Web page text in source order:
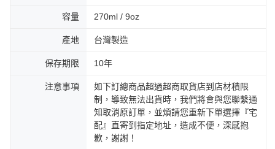
容量 270ml / 9oz
產地 台灣製造
保存期限 10年
注意事項
如下訂總商品超過超商取貨店到店材積限
制，導致無法出貨時，我們將會與您聯繫通
知取消原訂單，並煩請您重新下單選擇『宅
配』直寄到指定地址，造成不便，深感抱
歉，謝謝！